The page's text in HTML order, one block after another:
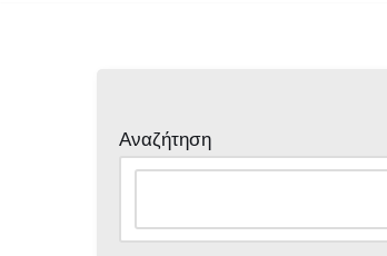
Αναζήτηση